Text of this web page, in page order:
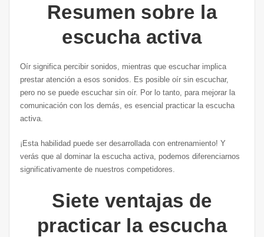
Resumen sobre la
escucha activa
Oír significa percibir sonidos, mientras que escuchar implica
prestar atención a esos sonidos. Es posible oír sin escuchar,
pero no se puede escuchar sin oír. Por lo tanto, para mejorar la
comunicación con los demás, es esencial practicar la escucha
activa.
¡Esta habilidad puede ser desarrollada con entrenamiento! Y
verás que al dominar la escucha activa, podemos diferenciarnos
significativamente de nuestros competidores.
Siete ventajas de
practicar la escucha